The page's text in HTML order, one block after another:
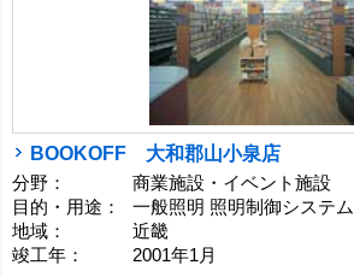
BOOKOFF 大和郡山小泉店
分野：
商業施設・イベント施設
目的・用途：
一般照明 照明制御システム
地域：
近畿
竣工年：
2001年1月